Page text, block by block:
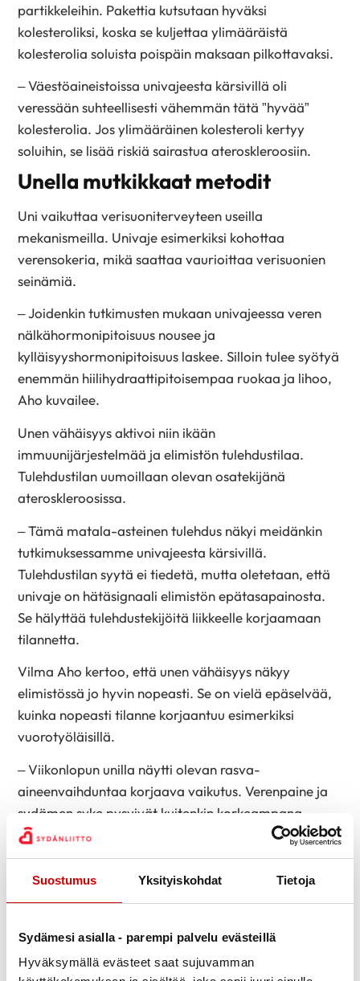
Suostumus Yksityiskohdat Tietoja
Sydämesi asialla - parempi palvelu evästeillä
Hyväksymällä evästeet saat sujuvamman
partikkeleihin. Pakettia kutsutaan hyväksi
kolesteroliksi, koska se kuljettaa ylimääräistä
kolesterolia soluista poispäin maksaan pilkottavaksi.
– Väestöaineistoissa univajeesta kärsivillä oli
veressään suhteellisesti vähemmän tätä ”hyvää”
kolesterolia. Jos ylimääräinen kolesteroli kertyy
soluihin, se lisää riskiä sairastua ateroskleroosiin.
Unella mutkikkaat metodit
Uni vaikuttaa verisuoniterveyteen useilla
mekanismeilla. Univaje esimerkiksi kohottaa
verensokeria, mikä saattaa vaurioittaa verisuonien
seinämiä.
– Joidenkin tutkimusten mukaan univajeessa veren
nälkähormonipitoisuus nousee ja
kylläisyyshormonipitoisuus laskee. Silloin tulee syötyä
enemmän hiilihydraattipitoisempaa ruokaa ja lihoo,
Aho kuvailee.
Unen vähäisyys aktivoi niin ikään
immuunijärjestelmää ja elimistön tulehdustilaa.
Tulehdustilan uumoillaan olevan osatekijänä
ateroskleroosissa.
– Tämä matala-asteinen tulehdus näkyi meidänkin
tutkimuksessamme univajeesta kärsivillä.
Tulehdustilan syytä ei tiedetä, mutta oletetaan, että
univaje on hätäsignaali elimistön epätasapainosta.
Se hälyttää tulehdustekijöitä liikkeelle korjaamaan
tilannetta.
Vilma Aho kertoo, että unen vähäisyys näkyy
elimistössä jo hyvin nopeasti. Se on vielä epäselvää,
kuinka nopeasti tilanne korjaantuu esimerkiksi
vuorotyöläisillä.
– Viikonlopun unilla näytti olevan rasva-
aineenvaihduntaa korjaava vaikutus. Verenpaine ja
sydämen syke pysyivät kuitenkin korkeampana
pidempään.
tutkimuksessa epäedullisesti, ei se nosta kaikkien
– Unen tarve on yksilöllistä ja osin geneettistä. Jotkut
pärjäävät selvästi vähemmällä unella, toiset